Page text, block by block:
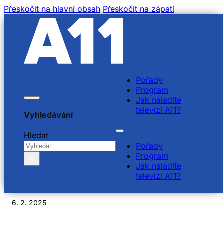
Přeskočit na hlavní obsah Přeskočit na zápatí
Vyhledávání
Hledat
Pořady
Program
Jak naladíte
televizi A11?
Pořady
Program
Jak naladíte
televizi A11?
Petr Firman, David Šír,
Zuska Velichová, Vašek
6. 2. 2025